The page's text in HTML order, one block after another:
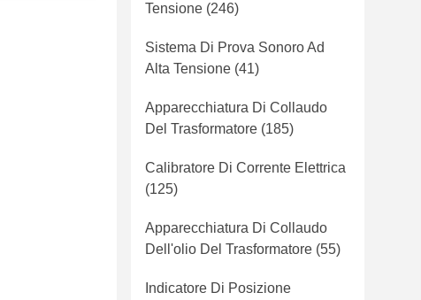
Tensione (246)
Sistema Di Prova Sonoro Ad
Alta Tensione (41)
Apparecchiatura Di Collaudo
Del Trasformatore (185)
Calibratore Di Corrente Elettrica
(125)
Apparecchiatura Di Collaudo
Dell'olio Del Trasformatore (55)
Indicatore Di Posizione